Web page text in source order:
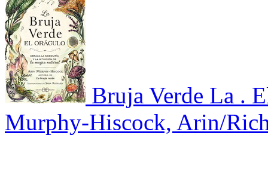
Bruja Verde La .
Murphy-Hiscock, Arin/